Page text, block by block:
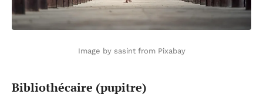
Image by sasint from Pixabay
Bibliothécaire (pupitre)